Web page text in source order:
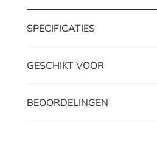
SPECIFICATIES
GESCHIKT VOOR
BEOORDELINGEN